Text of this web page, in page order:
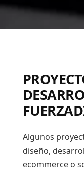
Algunos
diseño,
ecommerce o